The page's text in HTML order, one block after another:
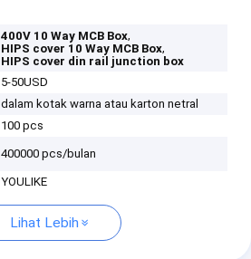
400V 10 Way MCB Box,
HIPS cover 10 Way MCB Box,
HIPS cover din rail junction box
5-50USD
dalam kotak warna atau karton netral
100 pcs
400000 pcs/bulan
YOULIKE
Lihat Lebih